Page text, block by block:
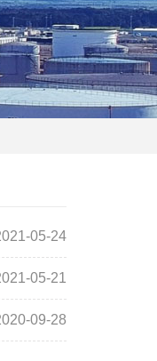
05-24
05-21
09-28